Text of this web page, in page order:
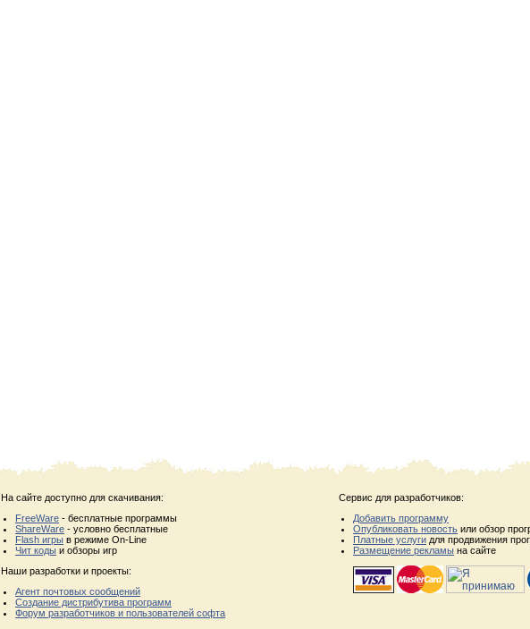
На сайте доступно для скачивания:
FreeWare - бесплатные программы
ShareWare - условно бесплатные
Flash игры в режиме On-Line
Чит коды и обзоры игр
Наши разработки и проекты:
Агент почтовых сообщений
Создание дистрибутива программ
Форум разработчиков и пользователей софта
Сервис для разработчиков:
Добавить программу
Опубликовать новость или обзор
Платные услуги для продвижения
Размещение рекламы на сайте